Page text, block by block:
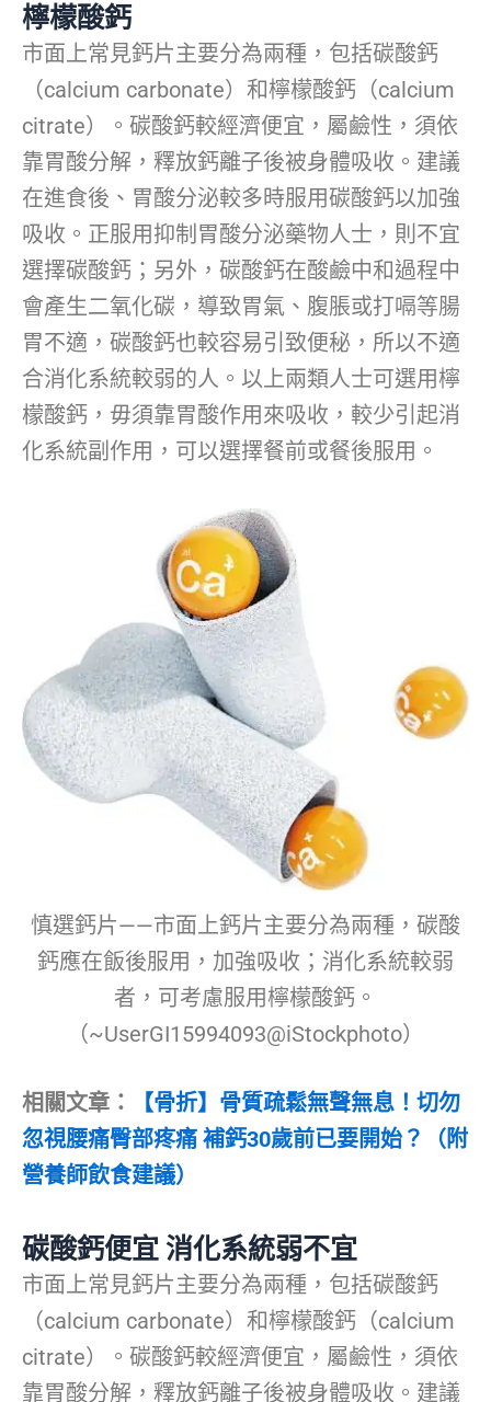
檸檬酸鈣
市面上常見鈣片主要分為兩種，包括碳酸鈣
（calcium carbonate）和檸檬酸鈣（calcium
citrate）。碳酸鈣較經濟便宜，屬鹼性，須依
靠胃酸分解，釋放鈣離子後被身體吸收。建議
在進食後、胃酸分泌較多時服用碳酸鈣以加強
吸收。正服用抑制胃酸分泌藥物人士，則不宜
選擇碳酸鈣；另外，碳酸鈣在酸鹼中和過程中
會產生二氧化碳，導致胃氣、腹脹或打嗝等腸
胃不適，碳酸鈣也較容易引致便秘，所以不適
合消化系統較弱的人。以上兩類人士可選用檸
檬酸鈣，毋須靠胃酸作用來吸收，較少引起消
化系統副作用，可以選擇餐前或餐後服用。
慎選鈣片——市面上鈣片主要分為兩種，碳酸
鈣應在飯後服用，加強吸收；消化系統較弱
者，可考慮服用檸檬酸鈣。
（~UserGI15994093@iStockphoto）
相關文章：
【骨折】骨質疏鬆無聲無息！切勿
忽視腰痛臀部疼痛 補鈣30歲前已要開始？（附
營養師飲食建議）
碳酸鈣便宜 消化系統弱不宜
市面上常見鈣片主要分為兩種，包括碳酸鈣
（calcium carbonate）和檸檬酸鈣（calcium
citrate）。碳酸鈣較經濟便宜，屬鹼性，須依
靠胃酸分解，釋放鈣離子後被身體吸收。建議